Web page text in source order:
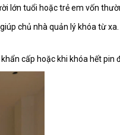
lớn tuổi hoặc trẻ em vốn
chủ nhà quản lý khóa từ
cấp hoặc khi khóa hết